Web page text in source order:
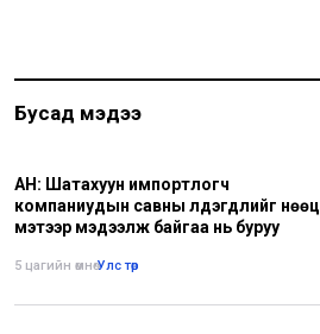
Бусад мэдээ
АН: Шатахуун импортлогч
компаниудын савны үлдэгдлийг нөөц
мэтээр мэдээлж байгаа нь буруу
5 цагийн өмнө•Улс төр